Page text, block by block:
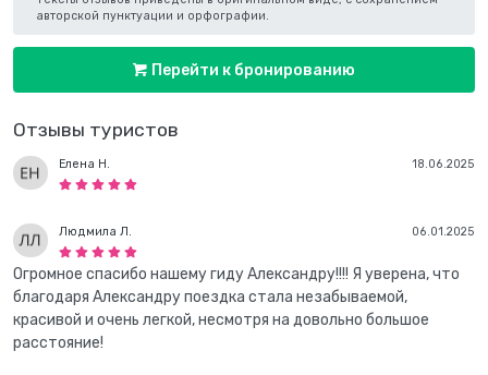
Отзывы туристов
18.06.2025
Елена Н.
06.01.2025
Людмила Л.
Огромное спасибо нашему гиду Александру!!!! Я уверена, что
благодаря Александру поездка стала незабываемой,
красивой и очень легкой, несмотря на довольно большое
расстояние!
авторской пунктуации и орфографии.
Перейти к бронированию